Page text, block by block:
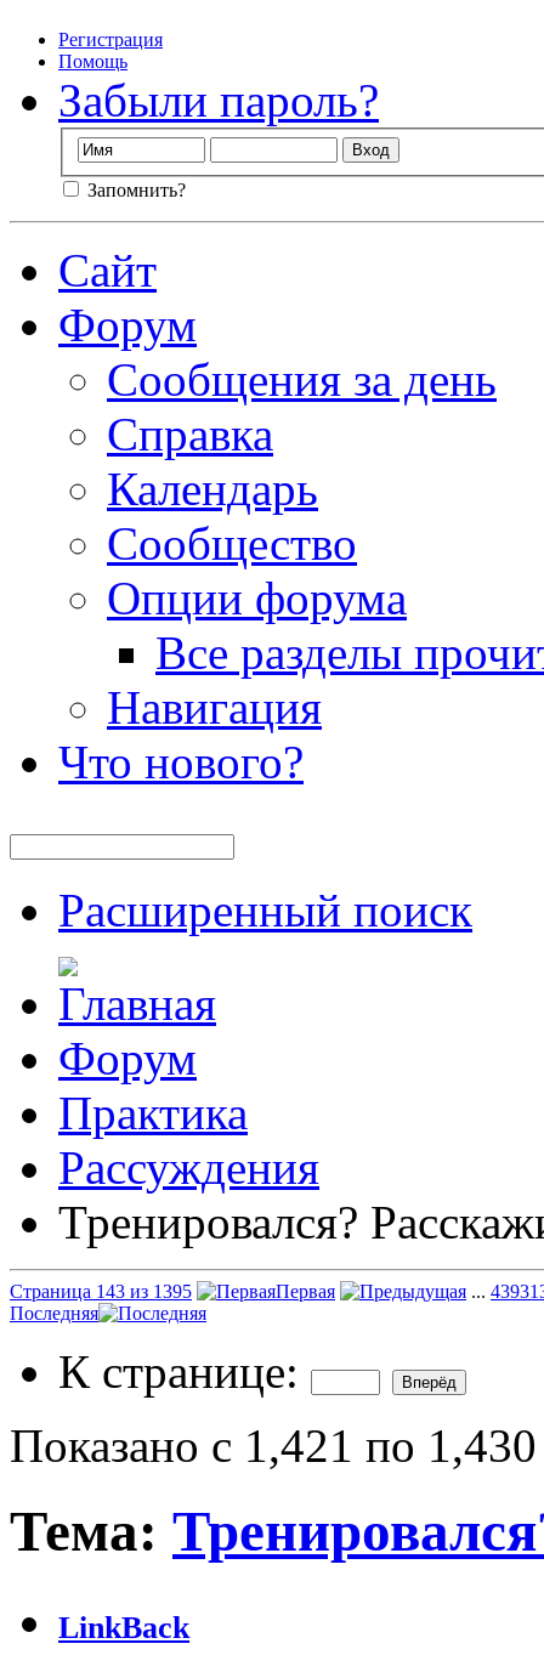
Регистрация
Помощь
Забыли пароль?
Запомнить?
Сайт
Форум
Сообщения за день
Справка
Календарь
Сообщество
Опции форума
Все разделы
Навигация
Что нового?
Расширенный поиск
Форум
Практика
Рассуждения
Тренировался?
Страница 143 из 1395 Первая ... 4393
Последняя
К странице:
Показано с 1,421 по
Тема:
LinkBack